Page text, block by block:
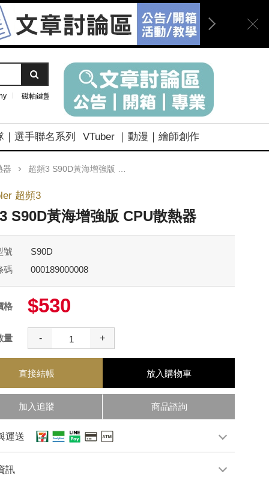
磁軸鍵盤
｜選手聯名系列 VTuber ｜動漫｜繪師創作
器 超頻3 S90D黃海增強版 CPU散熱器
超頻3
S90D黃海增強版 CPU散熱器
號
S90D
碼
000189000008
格 $530
量 - +
直接結帳 放入購物車
加入追蹤 商品諮詢
運送
訊